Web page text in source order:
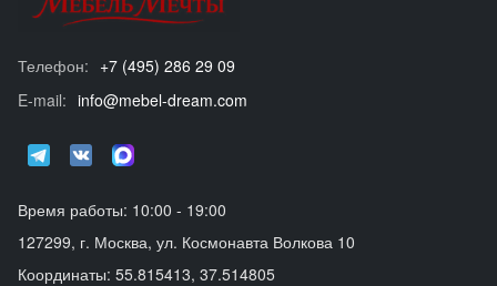
Телефон: +7 (495) 286 29 09
E-mail: info@mebel-dream.com
Время работы: 10:00 - 19:00
127299, г. Москва, ул. Космонавта Волкова 10
Координаты: 55.815413, 37.514805